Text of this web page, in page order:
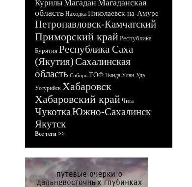
КурилыМагадан Магаданская
область Находка Николаевск-на-Амуре
Петропавловск-Камчатский
Приморский край Республика
Бурятия Республика Саха
(Якутия)Сахалинская
область Сибирь ТОФ Тында Улан-Удэ
Уссурийск Хабаровск
Хабаровский край Чита
ЧукоткаЮжно-Сахалинск
Якутск
Все теги >>